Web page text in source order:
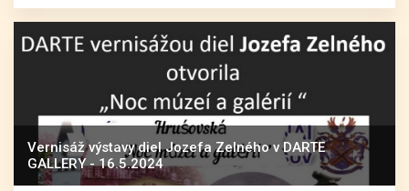
Vernisáž výstavy diel Jozefa Zelného v DARTE
GALLERY - 16.5.2024